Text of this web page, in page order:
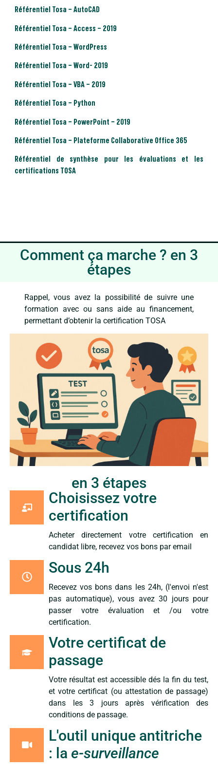
Référentiel Tosa – AutoCAD
Référentiel Tosa – Access – 2019
Référentiel Tosa – WordPress
Référentiel Tosa – Word- 2019
Référentiel Tosa – VBA – 2019
Référentiel Tosa – Python
Référentiel Tosa – PowerPoint – 2019
Référentiel Tosa – Plateforme Collaborative Office 365
Référentiel de synthèse pour les évaluations et les
certifications TOSA
Comment ça marche ? en 3
étapes
Rappel, vous avez la possibilité de suivre une
formation avec ou sans aide au financement,
permettant d’obtenir la certification TOSA
en 3 étapes
Choisissez votre
certification
Acheter directement votre certification en
candidat libre, recevez vos bons par email
Sous 24h
Recevez vos bons dans les 24h, (l'envoi n'est
pas automatique), vous avez 30 jours pour
passer votre évaluation et /ou votre
certification.
Votre certificat de
passage
Votre résultat est accessible dés la fin du test,
et votre certificat (ou attestation de passage)
dans les 3 jours après vérification des
conditions de passage.
L'outil unique antitriche
: la e-surveillance